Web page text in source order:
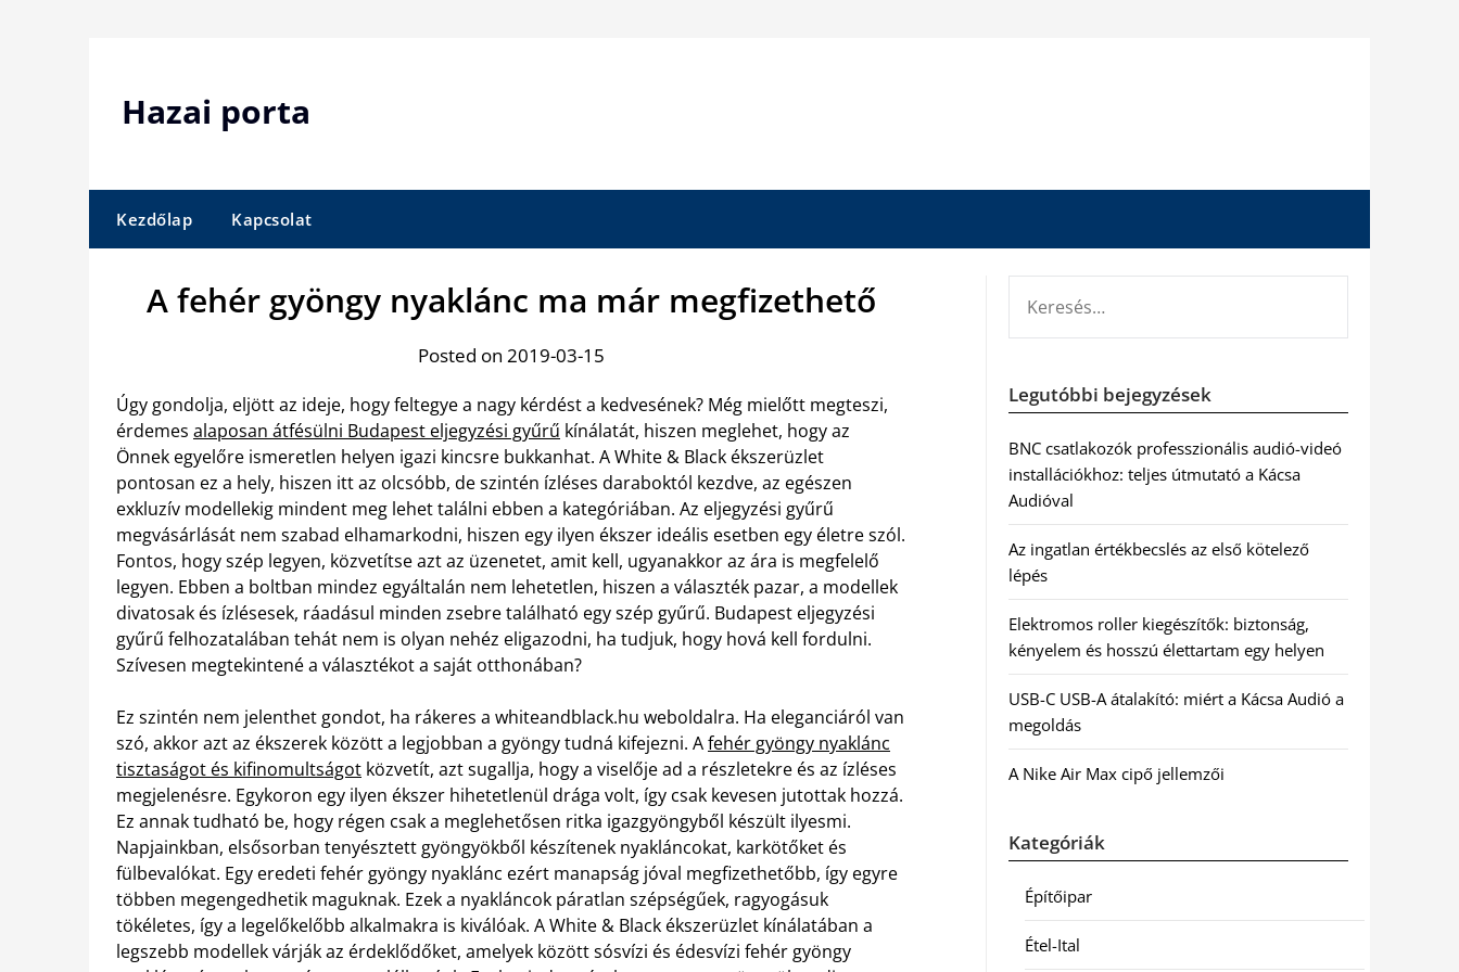
Hazai porta
Kezdőlap Kapcsolat
A fehér gyöngy nyaklánc ma már megfizethető
Posted on 2019-03-15
Úgy gondolja, eljött az ideje, hogy feltegye a nagy kérdést a kedvesének? Még mielőtt megteszi,
érdemes alaposan átfésülni Budapest eljegyzési gyűrű kínálatát, hiszen meglehet, hogy az
Önnek egyelőre ismeretlen helyen igazi kincsre bukkanhat. A White & Black ékszerüzlet
pontosan ez a hely, hiszen itt az olcsóbb, de szintén ízléses daraboktól kezdve, az egészen
exkluzív modellekig mindent meg lehet találni ebben a kategóriában. Az eljegyzési gyűrű
megvásárlását nem szabad elhamarkodni, hiszen egy ilyen ékszer ideális esetben egy életre szól.
Fontos, hogy szép legyen, közvetítse azt az üzenetet, amit kell, ugyanakkor az ára is megfelelő
legyen. Ebben a boltban mindez egyáltalán nem lehetetlen, hiszen a választék pazar, a modellek
divatosak és ízlésesek, ráadásul minden zsebre található egy szép gyűrű. Budapest eljegyzési
gyűrű felhozatalában tehát nem is olyan nehéz eligazodni, ha tudjuk, hogy hová kell fordulni.
Szívesen megtekintené a választékot a saját otthonában?
Ez szintén nem jelenthet gondot, ha rákeres a whiteandblack.hu weboldalra. Ha eleganciáról van
szó, akkor azt az ékszerek között a legjobban a gyöngy tudná kifejezni. Afehér gyöngy nyaklánc
tisztaságot és kifinomultságot közvetít, azt sugallja, hogy a viselője ad a részletekre és az ízléses
megjelenésre. Egykoron egy ilyen ékszer hihetetlenül drága volt, így csak kevesen jutottak hozzá.
Ez annak tudható be, hogy régen csak a meglehetősen ritka igazgyöngyből készült ilyesmi.
Napjainkban, elsősorban tenyésztett gyöngyökből készítenek nyakláncokat, karkötőket és
fülbevalókat. Egy eredeti fehér gyöngy nyaklánc ezért manapság jóval megfizethetőbb, így egyre
többen megengedhetik maguknak. Ezek a nyakláncok páratlan szépségűek, ragyogásuk
tökéletes, így a legelőkelőbb alkalmakra is kiválóak. A White & Black ékszerüzlet kínálatában a
legszebb modellek várják az érdeklődőket, amelyek között sósvízi és édesvízi fehér gyöngy
Legutóbbi bejegyzések
BNC csatlakozók professzionális audió-videó
installációkhoz: teljes útmutató a Kácsa
Audióval
Az ingatlan értékbecslés az első kötelező
lépés
Elektromos roller kiegészítők: biztonság,
kényelem és hosszú élettartam egy helyen
USB-C USB-A átalakító: miért a Kácsa Audió a
megoldás
A Nike Air Max cipő jellemzői
Kategóriák
Építőipar
Étel-Ital